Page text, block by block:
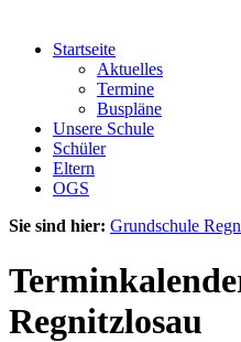
Startseite
Aktuelles
Termine
Buspläne
Unsere Schule
Schüler
Eltern
OGS
Sie sind hier: Grundschule
Regnitzlosau